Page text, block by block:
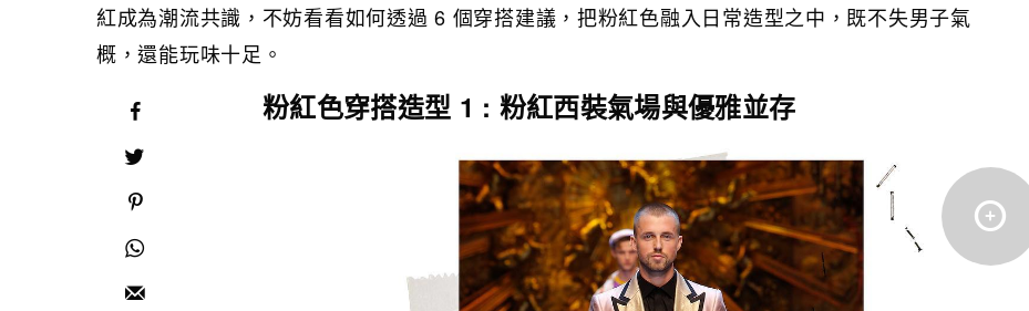
紅成為潮流共識，不妨看看如何透過 6 個穿搭建議，把粉紅色融入日常造型之中，既不失男子氣
概，還能玩味十足。
粉紅色穿搭造型 1 : 粉紅西裝氣場與優雅並存